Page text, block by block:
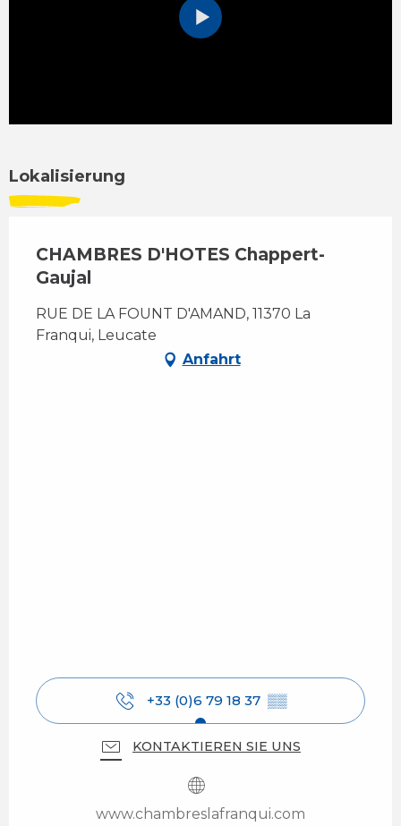
Lokalisierung
CHAMBRES D'HOTES Chappert-
Gaujal
RUE DE LA FOUNT D'AMAND, 11370 La
Franqui, Leucate
Anfahrt
+33 (0)6 79 18 37 ▒▒
KONTAKTIEREN SIE UNS
www.chambreslafranqui.com